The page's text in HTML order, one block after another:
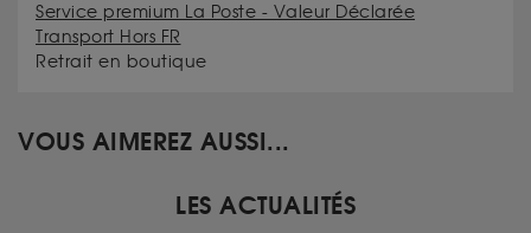
Service premium La Poste - Valeur Déclarée
Transport Hors FR
Retrait en boutique
VOUS AIMEREZ AUSSI...
LES ACTUALITÉS